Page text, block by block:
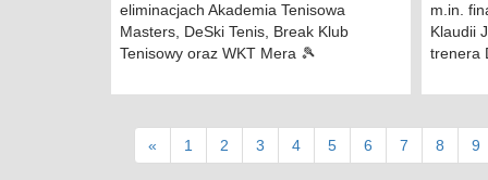
eliminacjach Akademia Tenisowa
Masters, DeSki Tenis, Break Klub
Tenisowy oraz WKT Mera 🎾
m.in.
Klaudii
trenera
« 1 2 3 4 5 6 7 8 9